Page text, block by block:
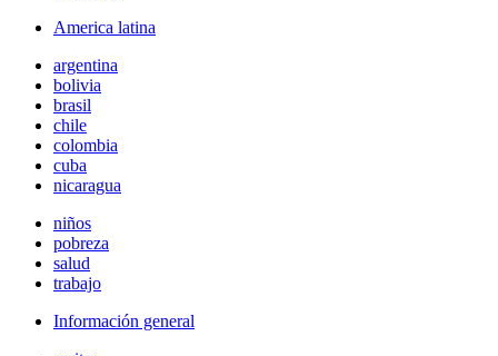
America latina
argentina
bolivia
brasil
chile
colombia
cuba
nicaragua
niños
pobreza
salud
trabajo
Información general